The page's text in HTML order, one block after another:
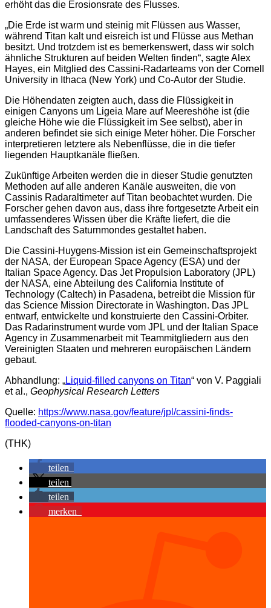
erhöht das die Erosionsrate des Flusses.
„Die Erde ist warm und steinig mit Flüssen aus Wasser,
während Titan kalt und eisreich ist und Flüsse aus Methan
besitzt. Und trotzdem ist es bemerkenswert, dass wir solch
ähnliche Strukturen auf beiden Welten finden“, sagte Alex
Hayes, ein Mitglied des Cassini-Radarteams von der Cornell
University in Ithaca (New York) und Co-Autor der Studie.
Die Höhendaten zeigten auch, dass die Flüssigkeit in
einigen Canyons um Ligeia Mare auf Meereshöhe ist (die
gleiche Höhe wie die Flüssigkeit im See selbst), aber in
anderen befindet sie sich einige Meter höher. Die Forscher
interpretieren letztere als Nebenflüsse, die in die tiefer
liegenden Hauptkanäle fließen.
Zukünftige Arbeiten werden die in dieser Studie genutzten
Methoden auf alle anderen Kanäle ausweiten, die von
Cassinis Radaraltimeter auf Titan beobachtet wurden. Die
Forscher gehen davon aus, dass ihre fortgesetzte Arbeit ein
umfassenderes Wissen über die Kräfte liefert, die die
Landschaft des Saturnmondes gestaltet haben.
Die Cassini-Huygens-Mission ist ein Gemeinschaftsprojekt
der NASA, der European Space Agency (ESA) und der
Italian Space Agency. Das Jet Propulsion Laboratory (JPL)
der NASA, eine Abteilung des California Institute of
Technology (Caltech) in Pasadena, betreibt die Mission für
das Science Mission Directorate in Washington. Das JPL
entwarf, entwickelte und konstruierte den Cassini-Orbiter.
Das Radarinstrument wurde vom JPL und der Italian Space
Agency in Zusammenarbeit mit Teammitgliedern aus den
Vereinigten Staaten und mehreren europäischen Ländern
gebaut.
Abhandlung: „Liquid-filled canyons on Titan“ von V. Paggiali
et al., Geophysical Research Letters
Quelle: https://www.nasa.gov/feature/jpl/cassini-finds-
flooded-canyons-on-titan
(THK)
teilen
teilen
teilen
merken